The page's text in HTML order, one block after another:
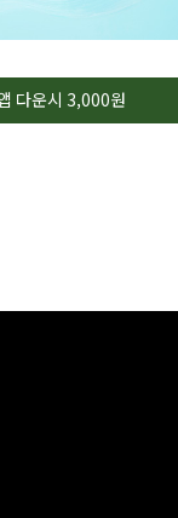
다운시 3,000원